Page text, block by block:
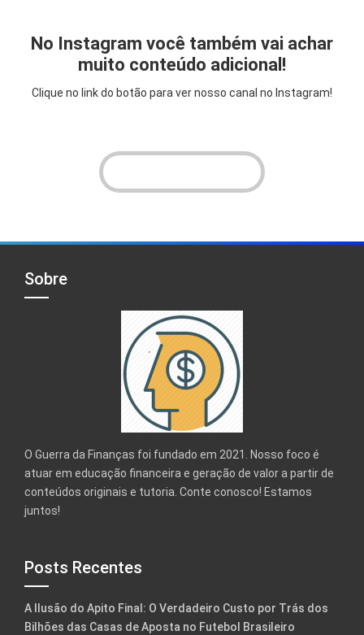
No Instagram você também vai achar
muito conteúdo adicional!
Clique no link do botão para ver nosso canal no Instagram!
Sobre
O Guerra da Finanças foi fundado em 2021. Nosso foco é
atuar em educação financeira e geração de valor a partir de
conteúdos originais e tutoria. Conte conosco! Estamos
juntos!
Posts Recentes
A Ilusão do Apito Final: O Verdadeiro Custo por Trás dos
Bilhões das Casas de Aposta no Futebol Brasileiro